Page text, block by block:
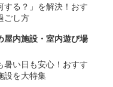
する？」を解決！おす
ごし方
屋内施設・室内遊び場
暑い日も安心！おすす
設を大特集